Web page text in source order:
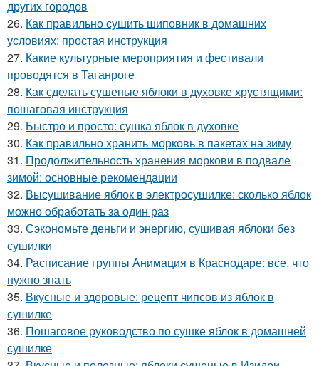
других городов
26. Как правильно сушить шиповник в домашних
условиях: простая инструкция
27. Какие культурные мероприятия и фестивали
проводятся в Таганроге
28. Как сделать сушеные яблоки в духовке хрустящими:
пошаговая инструкция
29. Быстро и просто: сушка яблок в духовке
30. Как правильно хранить морковь в пакетах на зиму
31. Продолжительность хранения моркови в подвале
зимой: основные рекомендации
32. Высушивание яблок в электросушилке: сколько яблок
можно обработать за один раз
33. Сэкономьте деньги и энергию, сушивая яблоки без
сушилки
34. Расписание группы Анимация в Краснодаре: все, что
нужно знать
35. Вкусные и здоровые: рецепт чипсов из яблок в
сушилке
36. Пошаговое руководство по сушке яблок в домашней
сушилке